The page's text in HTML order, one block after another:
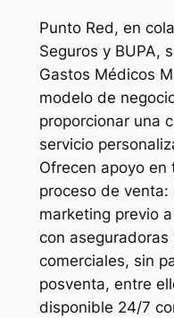
Punto Red, en
Seguros y BUPA,
Gastos Médicos
modelo de
proporcionar una
servicio
Ofrecen apoyo
proceso de
marketing previo
con aseguradoras
comerciales, sin
posventa, entre
disponible 24/7